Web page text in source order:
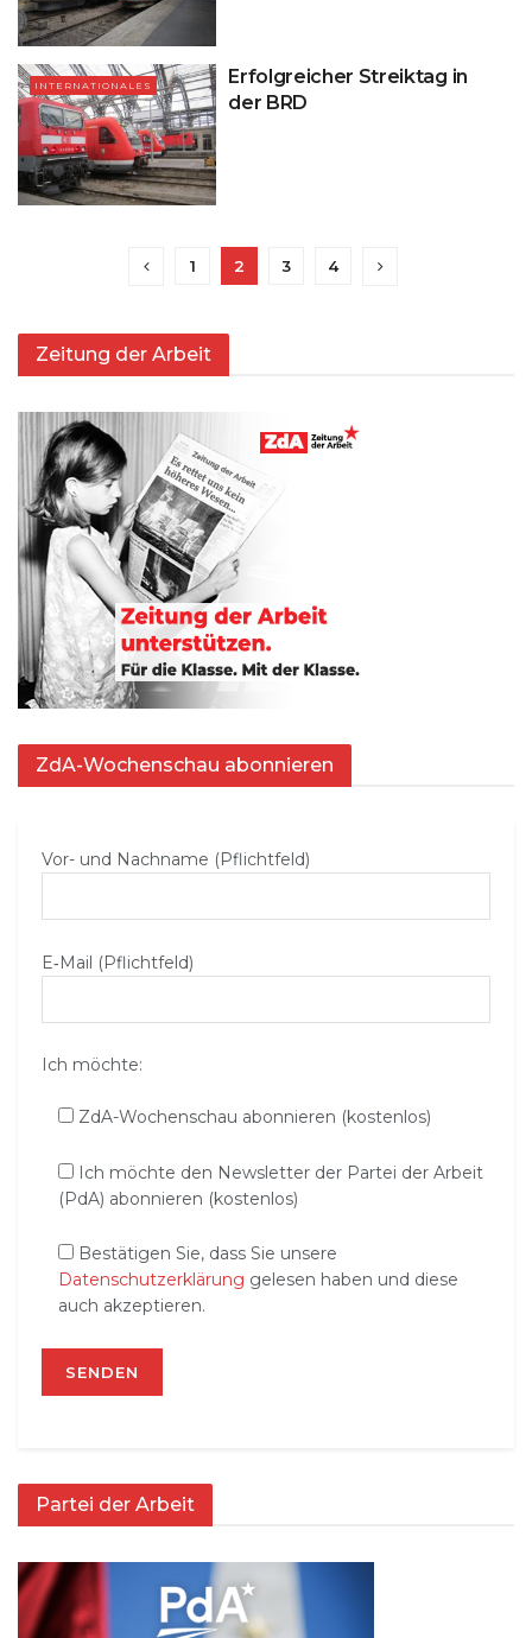
INTERNATIONALES
Erfolgreicher Streiktag in
der BRD
1 2 3 4
Zeitung der Arbeit
ZdA-Wochenschau abonnieren
Vor- und Nachname (Pflichtfeld)
E‑Mail (Pflichtfeld)
Ich möchte:
ZdA-Wochenschau abonnieren (kostenlos)
Ich möchte den Newsletter der Partei der Arbeit
(PdA) abonnieren (kostenlos)
Bestätigen Sie, dass Sie unsere
Datenschutzerklärung gelesen haben und diese
auch akzeptieren.
Partei der Arbeit